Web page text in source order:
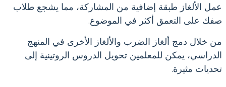
عمل الألغاز طبقة إضافية من المشاركة، مما يشجع طلاب
صفك على التعمق أكثر في الموضوع.
من خلال دمج ألغاز الضرب والألغاز الأخرى في المنهج
الدراسي، يمكن للمعلمين تحويل الدروس الروتينية إلى
تحديات مثيرة.